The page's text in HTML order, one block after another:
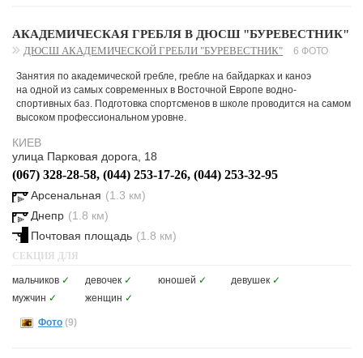
АКАДЕМИЧЕСКАЯ ГРЕБЛЯ В ДЮСШ "БУРЕВЕСТНИК"
ДЮСШ АКАДЕМИЧЕСКОЙ ГРЕБЛИ "БУРЕВЕСТНИК" 6 ФОТО
Занятия по академической гребле, гребле на байдарках и каноэ
на одной из самых современных в Восточной Европе водно-
спортивных баз. Подготовка спортсменов в школе проводится на самом
высоком профессиональном уровне.
КИЕВ
улица Парковая дорога, 18
(067) 328-28-58, (044) 253-17-26, (044) 253-32-95
Арсенальная (1.3 км)
Днепр (1.8 км)
Почтовая площадь (1.8 км)
СЕКЦИЯ ДЛЯ
мальчиков ✓ девочек ✓ юношей ✓ девушек ✓
мужчин ✓ женщин ✓
Фото (9)